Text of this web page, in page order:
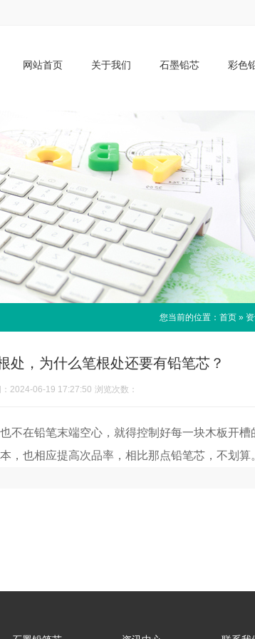
网站首页 关于我们 石墨铅芯 彩色
您当前的位置： 首页 »
处，为什么笔根处还要有铅笔芯？
：2024-06-19 17:27:50 浏览次数：
不在铅笔末端空心，就得控制好每一块木板开
也相应提高次品率，相比那点铅笔芯，不划算